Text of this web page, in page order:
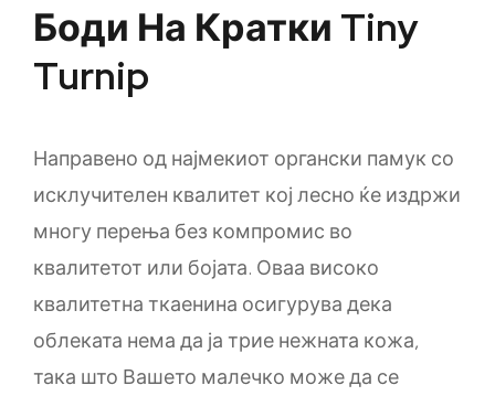
Боди На Кратки Tiny
Turnip
Направено од најмекиот органски памук со
исклучителен квалитет кој лесно ќе издржи
многу перења без компромис во
квалитетот или бојата. Оваа високо
квалитетна ткаенина осигурува дека
облеката нема да ја трие нежната кожа,
така што Вашето малечко може да се